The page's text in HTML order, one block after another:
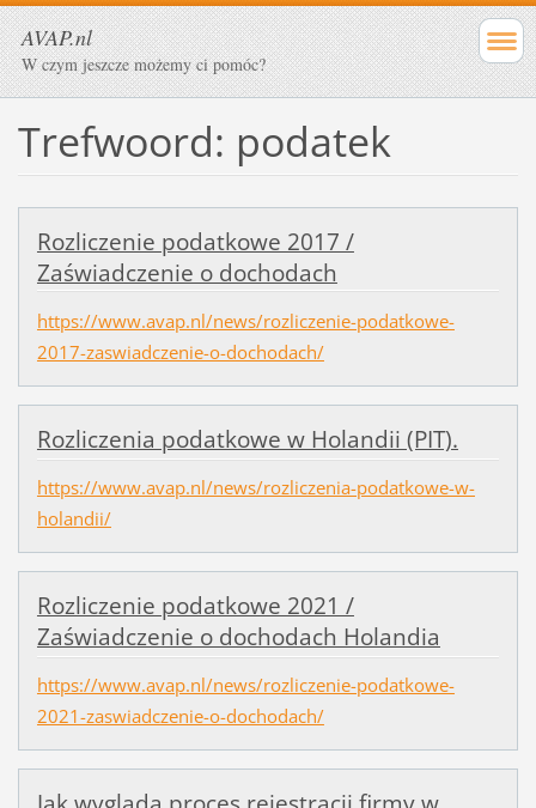
AVAP.nl
W czym jeszcze możemy ci pomóc?
Trefwoord: podatek
Rozliczenie podatkowe 2017 /
Zaświadczenie o dochodach
https://www.avap.nl/news/rozliczenie-podatkowe-
2017-zaswiadczenie-o-dochodach/
Rozliczenia podatkowe w Holandii (PIT).
https://www.avap.nl/news/rozliczenia-podatkowe-w-
holandii/
Rozliczenie podatkowe 2021 /
Zaświadczenie o dochodach Holandia
https://www.avap.nl/news/rozliczenie-podatkowe-
2021-zaswiadczenie-o-dochodach/